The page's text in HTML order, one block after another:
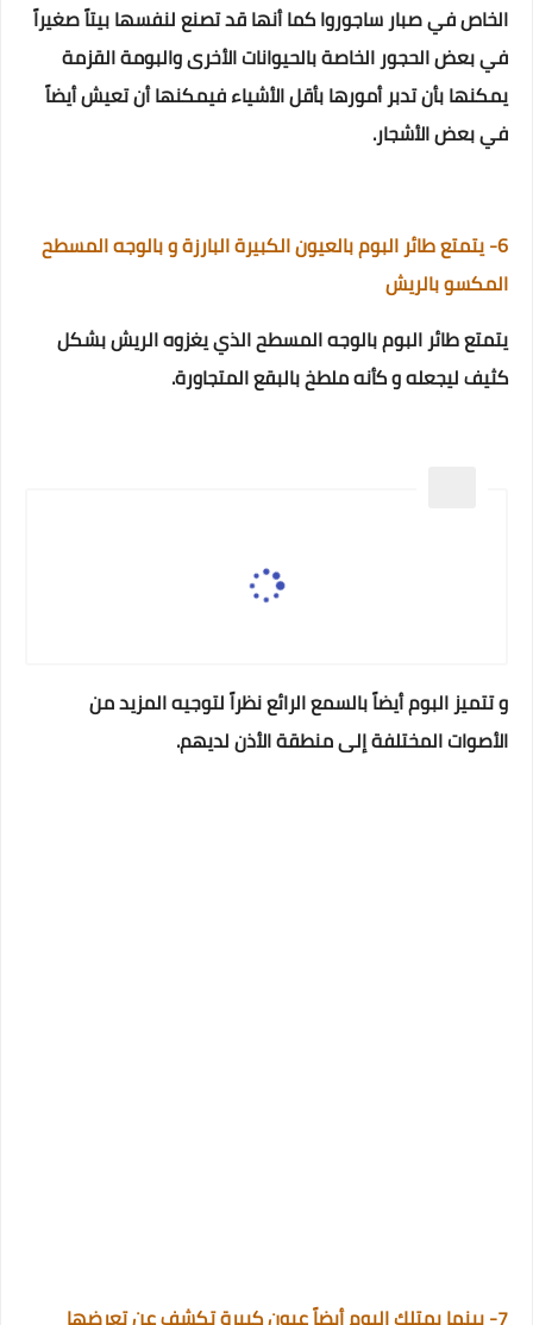
الخاص في صبار ساجورواكما أنها قد تصنع لنفسها بيتاً صغيراً
في بعض الحجور الخاصة بالحيوانات الأخرىوالبومة القزمة
يمكنها بأن تدبر أمورها بأقل الأشياء فيمكنها أن تعيش أيضاً
في بعض الأشجار.
6- يتمتع طائر البوم بالعيون الكبيرة البارزة و بالوجه المسطح
المكسو بالريش
يتمتع طائر البوم بالوجه المسطح الذي يغزوه الريش بشكل
كثيف ليجعله و كأنه ملطخ بالبقع المتجاورة.
و تتميز البوم أيضاً بالسمع الرائع نظراً لتوجيه المزيد من
الأصوات المختلفة إلى منطقة الأذن لديهم.
7- بينما يمتلك البوم أيضاً عيون كبيرة تكشف عن تعرضها